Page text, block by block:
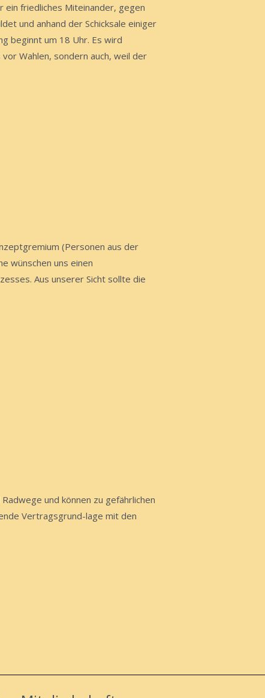
ein friedliches Miteinander, gegen
und anhand der Schicksale einiger
beginnt um 18 Uhr. Es wird
Wahlen, sondern auch, weil der
(Personen aus der
wünschen uns einen
Aus unserer Sicht sollte die
und können zu gefährlichen
Vertragsgrund-lage mit den